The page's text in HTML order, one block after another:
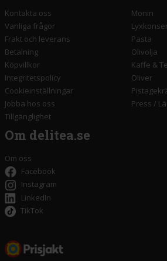
Kontakta oss
Vanliga frågor
Frakt och leverans
Betalning
Köpvillkor
Integritetspolicy
Cookieinställningar
Jobba hos oss
Tillgänglighet
Monin
Pasta
Olivolja
Kaffe & Te
Oliver
Press /
Om delitea.se
Om oss
Facebook
Instagram
LinkedIn
TikTok